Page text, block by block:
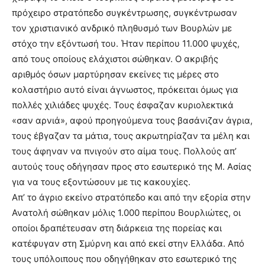
πρόχειρο στρατόπεδο συγκέντρωσης, συγκέντρωσαν
τον χριστιανικό ανδρικό πληθυσμό των Βουρλών με
στόχο την εξόντωσή του. Ήταν περίπου 11.000 ψυχές,
από τους οποίους ελάχιστοι σώθηκαν. Ο ακριβής
αριθμός όσων μαρτύρησαν εκείνες τις μέρες στο
κολαστήριο αυτό είναι άγνωστος, πρόκειται όμως για
πολλές χιλιάδες ψυχές. Τους έσφαζαν κυριολεκτικά
«σαν αρνιά», αφού προηγούμενα τους βασάνιζαν άγρια,
τους έβγαζαν τα μάτια, τους ακρωτηρίαζαν τα μέλη και
τους άφηναν να πνιγούν στο αίμα τους. Πολλούς απ’
αυτούς τους οδήγησαν προς στο εσωτερικό της Μ. Ασίας
για να τους εξοντώσουν με τις κακουχίες.
Απ’ το άγριο εκείνο στρατόπεδο και από την εξορία στην
Ανατολή σώθηκαν μόλις 1.000 περίπου Βουρλιώτες, οι
οποίοι δραπέτευσαν στη διάρκεια της πορείας και
κατέφυγαν στη Σμύρνη και από εκεί στην Ελλάδα. Από
τους υπόλοιπους που οδηγήθηκαν στο εσωτερικό της